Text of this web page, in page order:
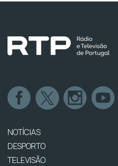
NOTÍCIAS
DESPORTO
TELEVISÃO